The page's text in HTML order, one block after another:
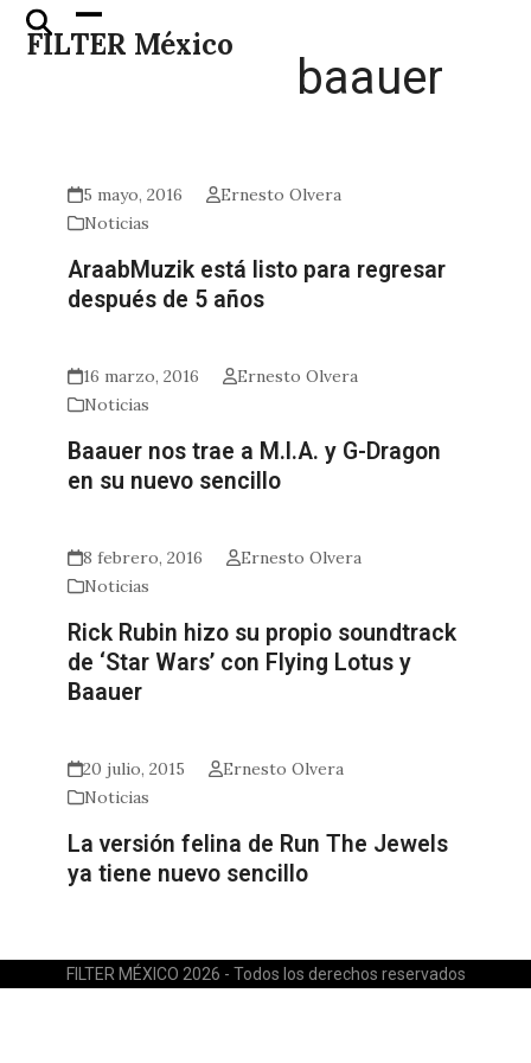
Skip
FILTER México
Open
mobile
Close
mobile
baauer
5 mayo, 2016
Ernesto Olvera
Noticias
AraabMuzik está listo para regresar
después de 5 años
16 marzo, 2016
Ernesto Olvera
Noticias
Baauer nos trae a M.I.A. y G-Dragon
en su nuevo sencillo
8 febrero, 2016
Ernesto Olvera
Noticias
Rick Rubin hizo su propio soundtrack
de ‘Star Wars’ con Flying Lotus y
Baauer
20 julio, 2015
Ernesto Olvera
Noticias
La versión felina de Run The Jewels
ya tiene nuevo sencillo
FILTER MÉXICO 2026 - Todos los derechos reservados